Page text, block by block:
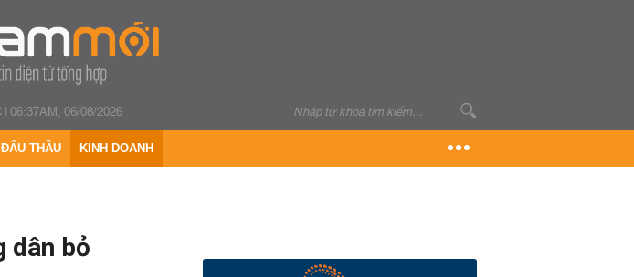
|06:37AM, 06/08/2026
THẦU KINH DOANH
dân bỏ